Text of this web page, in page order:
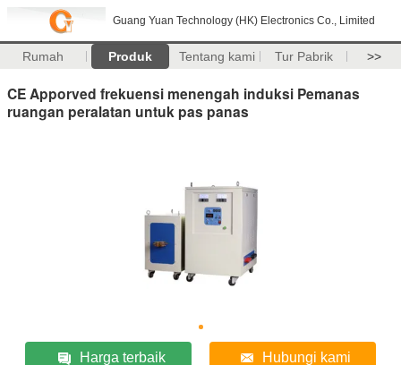
Guang Yuan Technology (HK) Electronics Co., Limited
Rumah Produk Tentang kami Tur Pabrik >>
CE Apporved frekuensi menengah induksi Pemanas
ruangan peralatan untuk pas panas
Harga terbaik Hubungi kami